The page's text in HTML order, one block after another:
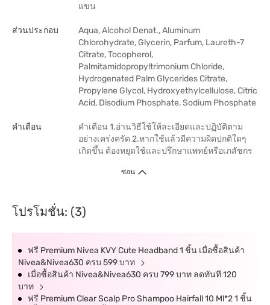
แขน
ส่วนประกอบ
Aqua, Alcohol Denat., Aluminum
Chlorohydrate, Glycerin, Parfum, Laureth-7
Citrate, Tocopherol,
Palmitamidopropyltrimonium Chloride,
Hydrogenated Palm Glycerides Citrate,
Propylene Glycol, Hydroxyethylcellulose, Citric
Acid, Disodium Phosphate, Sodium Phosphate
คำเตือน
คำเตือน 1.อ่านวิธีใช้ให้ละเอียดและปฏิบัติตาม
อย่างเคร่งครัด 2.หากใช้แล้วมีความผิดปกติใดๆ
เกิดขึ้น ต้องหยุดใช้และปรึกษาแพทย์หรือเภสัชกร
ซ่อน
โปรโมชั่น: (3)
ฟรี Premium Nivea KVY Cute Headband 1 ชิ้น เมื่อซื้อสินค้า
Nivea&Nivea630 ครบ 599 บาท
เมื่อซื้อสินค้า Nivea&Nivea630 ครบ 799 บาท ลดทันที 120
บาท
ฟรี Premium Clear Scalp Pro Shampoo Hairfall 10 Ml*2 1 ชิ้น